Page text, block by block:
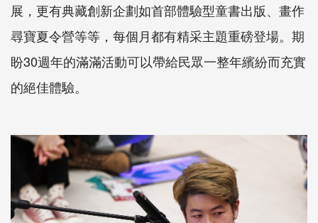
展，更有典藏創新企劃如首部體驗型童書出版、畫作
尋寶夏令營等等，每個月都有精采主題重磅登場。期
盼30週年的滿滿活動可以帶給民眾一整年繽紛而充實
的絕佳體驗。